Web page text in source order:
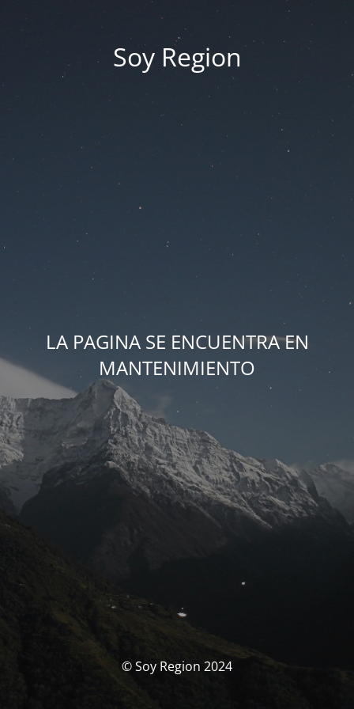
Soy Region
LA PAGINA SE ENCUENTRA EN
MANTENIMIENTO
© Soy Region 2024